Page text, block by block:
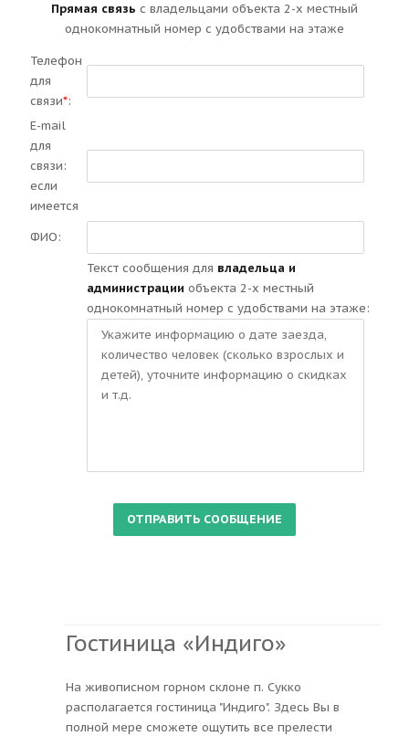
Прямая связь с владельцами объекта 2-х местный
однокомнатный номер с удобствами на этаже
Телефон
для
связи*:
E-mail
для
связи:
если
имеется
ФИО:
Текст сообщения для владельца и
администрации объекта 2-х местный
однокомнатный номер с удобствами на этаже:
Гостиница «Индиго»
На живописном горном склоне п. Сукко
располагается гостиница "Индиго". Здесь Вы в
полной мере сможете ощутить все прелести